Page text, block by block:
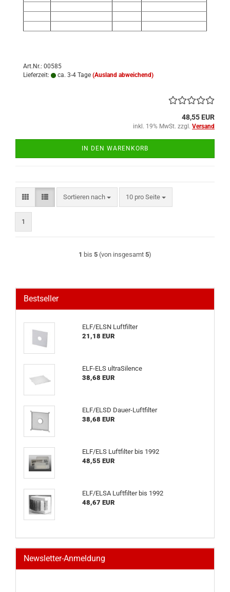
Art.Nr.: 00585
Lieferzeit:
ca. 3-4 Tage (Ausland abweichend)
48,55 EUR
inkl. 19% MwSt. zzgl. Versand
IN DEN WARENKORB
Sortieren nach
Sortieren nach 10 pro Seite
pro Seite
1
1 bis 5 (von insgesamt 5)
Bestseller
ELF/ELSN Luftfilter
21,18 EUR
ELF-ELS ultraSilence
38,68 EUR
ELF/ELSD Dauer-Luftfilter
38,68 EUR
ELF/ELS Luftfilter bis 1992
48,55 EUR
ELF/ELSA Luftfilter bis 1992
48,67 EUR
Newsletter-Anmeldung